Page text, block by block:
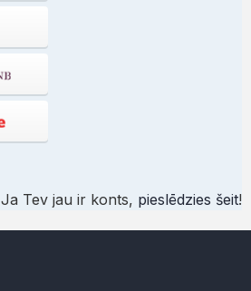
Ja Tev jau ir konts, pieslēdzies šeit!